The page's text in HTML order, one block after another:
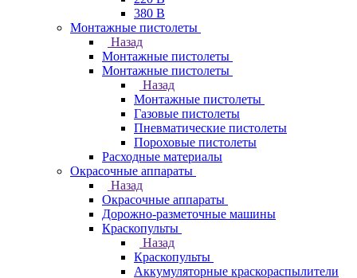
380 В
Монтажные пистолеты
Назад
Монтажные пистолеты
Монтажные пистолеты
Назад
Монтажные пистолеты
Газовые пистолеты
Пневматические пистолеты
Пороховые пистолеты
Расходные материалы
Окрасочные аппараты
Назад
Окрасочные аппараты
Дорожно-разметочные машины
Краскопульты
Назад
Краскопульты
Аккумуляторные краскораспылители